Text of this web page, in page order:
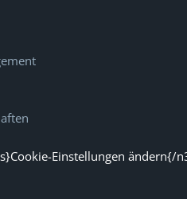
Einstellungen ändern{/